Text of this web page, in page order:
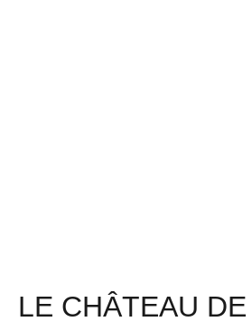
LE CHÂTEAU